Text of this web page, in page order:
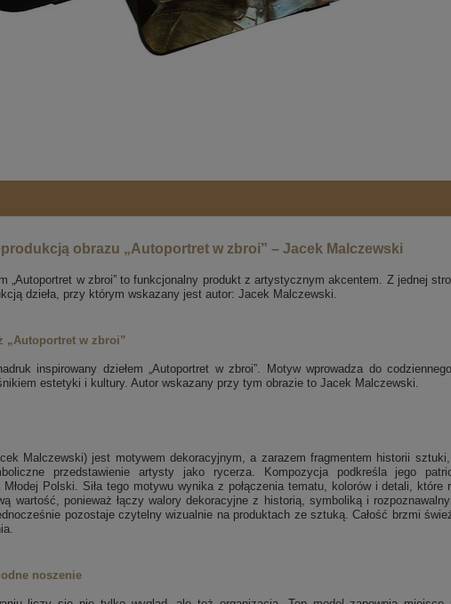
obrazu „Autoportret w zbroi” – Jacek Malczewski
„Autoportret w zbroi” to funkcjonalny produkt z artystycznym akcentem. Z jednej
dzieła, przy którym wskazany jest autor: Jacek Malczewski.
„Autoportret w zbroi”
inspirowany dziełem „Autoportret w zbroi”. Motyw wprowadza do
estetyki i kultury. Autor wskazany przy tym obrazie to Jacek Malczewski.
Malczewski) jest motywem dekoracyjnym, a zarazem fragmentem historii
przedstawienie artysty jako rycerza. Kompozycja podkreśla jego
Polski. Siła tego motywu wynika z połączenia tematu, kolorów i detali,
wartość, ponieważ łączy walory dekoracyjne z historią, symboliką i
pozostaje czytelny wizualnie na produktach ze sztuką. Całość brzmi
noszenie